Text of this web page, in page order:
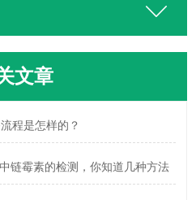
文章
程是怎样的？
链霉素的检测，你知道几种方法